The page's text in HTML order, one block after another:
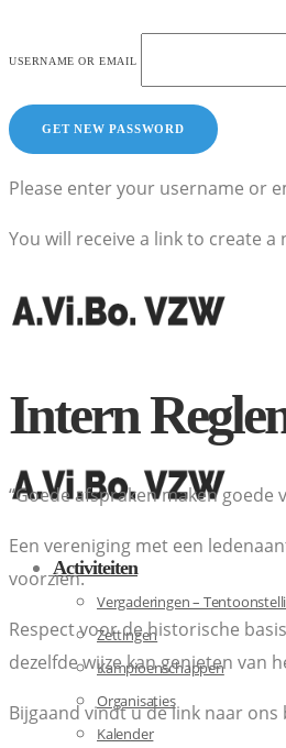
USERNAME OR EMAIL
Please enter your username or
You will receive a link to create a
Activiteiten
Vergaderingen –
Zettingen
Kampioenschappen
Organisaties
Kalender
Intern
“Goede afspraken maken goede
Een vereniging met een
voorzien.
Respect voor de historische
dezelfde wijze kan genieten van
Bijgaand vindt u de link naar ons